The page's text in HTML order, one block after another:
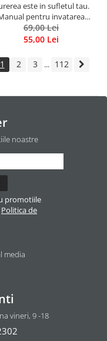
este in sufletul tau.
pentru invatarea
limbajului stresurilor Seria
sa te Ierti Luule Viilma
69,00 Lei
55,00 Lei
1 2 3 ... 112
noastre
promotiile
Politica de
media
vineri, 9 -18